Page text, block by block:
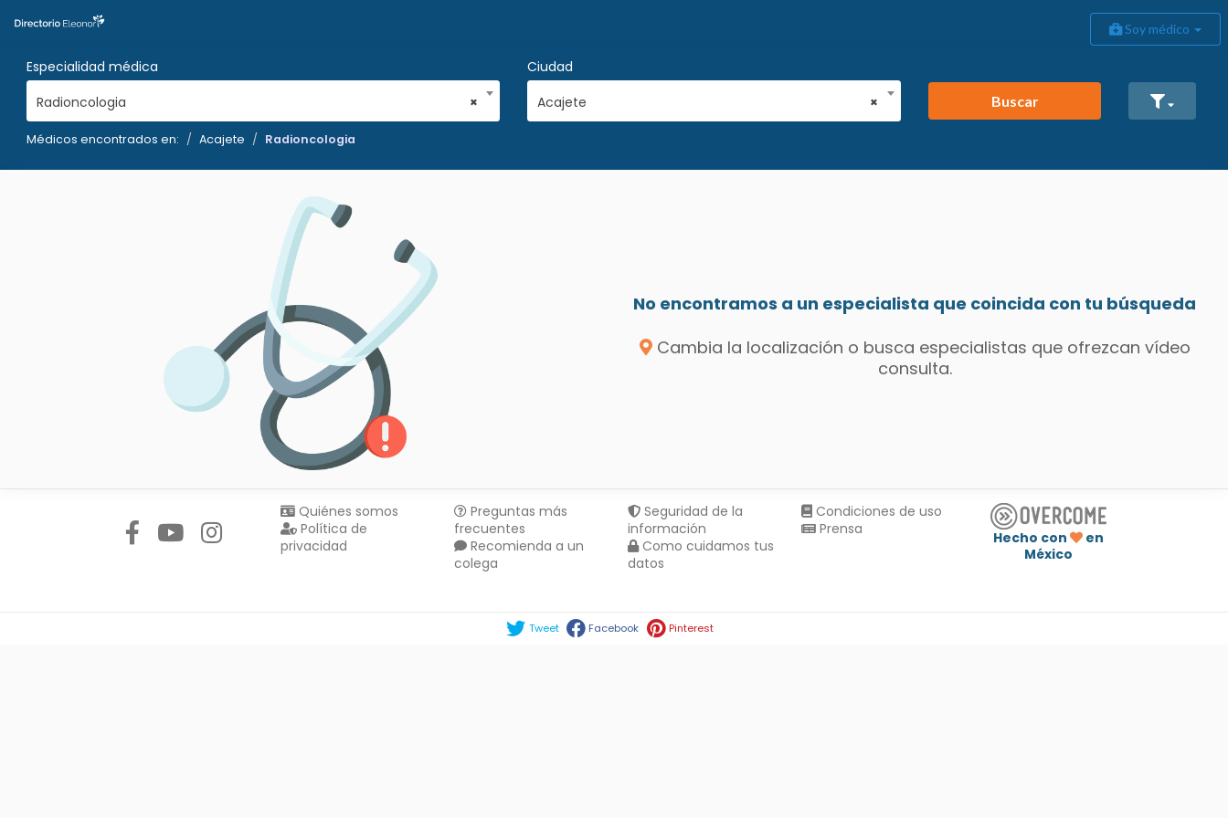
Soy médico
Especialidad médica
×
Radioncologia
Ciudad
×
Acajete Buscar
Médicos encontrados en: Acajete Radioncologia
No encontramos a un especialista que coincida con tu búsqueda
Cambia la localización o busca especialistas que ofrezcan vídeo
consulta.
Quiénes somos
Política de
privacidad
Preguntas más
frecuentes
Recomienda a un
colega
Seguridad de la
información
Como cuidamos tus
datos
Condiciones de uso
Prensa
Hecho con
en
México
Tweet Facebook Pinterest